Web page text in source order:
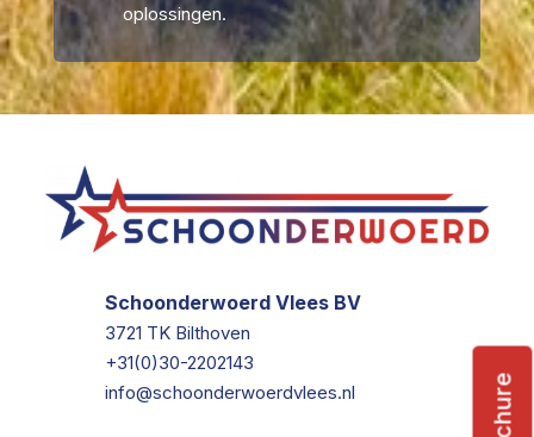
oplossingen.
Schoonderwoerd Vlees BV
3721 TK Bilthoven
+31(0)30-2202143
info@schoonderwoerdvlees.nl